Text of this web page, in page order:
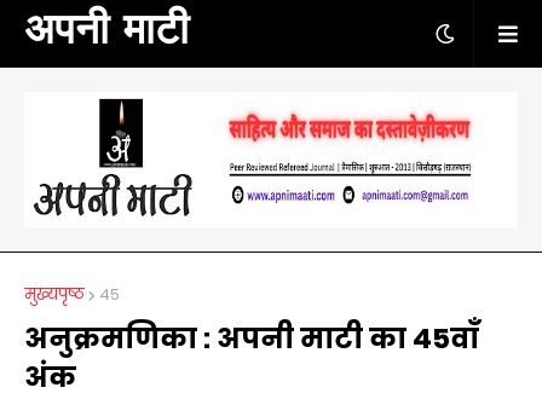
अपनी माटी
मुख्यपृष्ठ 45
अनुक्रमणिका : अपनी माटी का 45वाँ
अंक